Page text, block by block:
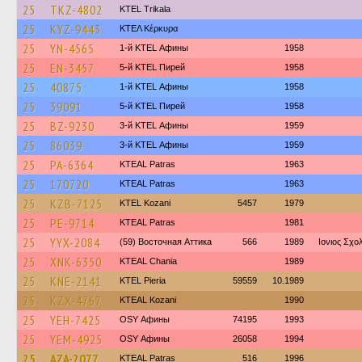
25 TKZ-4802 ΚΤΕL Τrikala
25 KYZ-9443 ΚΤΕΛ Κέρκυρα
25 YN-4565 1-й KTEL Афины 1958
25 EN-3457 5-й KTEL Пирей 1958
25 40875 1-й KTEL Афины 1958
25 39091 5-й KTEL Пирей 1958
25 BZ-9230 3-й KTEL Афины 1959
25 86039 3-й KTEL Афины 1959
25 PA-6364 KTEAL Patras 1963
25 170720 KTEAL Patras 1963
25 KZB-7125 ΚΤΕL Kozani 5457 1979
25 PE-9714 KTEAL Patras 1981
25 YYX-2084 (59) Восточная Аттика 566 1989 Ιονιος
25 XNK-6350 KTEAL Chania 1989
25 KNE-2141 KTEL Pieria 59559 10.1989
25 KZX-4767 KTEAL Kozani 1990
25 YEH-7425 OSY Афины 74195 1993
25 YEM-4925 OSY Афины 26058 1994
25 AZA-2077 KTEAL Patras 516 1996